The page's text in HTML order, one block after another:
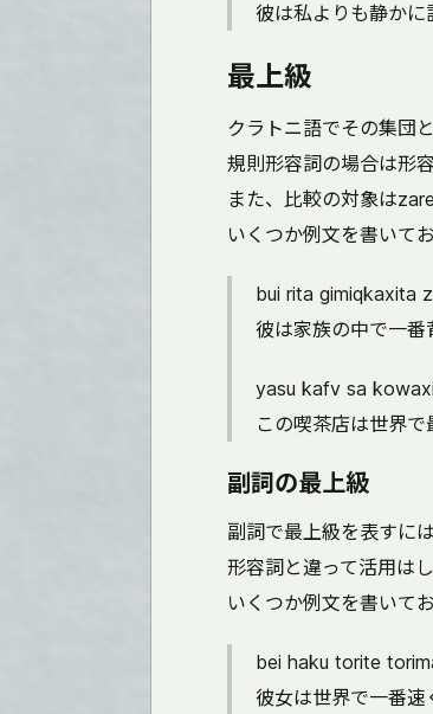
彼は私よりも静かに
最上級
クラトニ語でその集団
規則形容詞の場合は形
また、比較の対象は
いくつか例文を書いてお
bui rita gimiqkaxita
彼は家族の中で一番
yasu kafv sa
この喫茶店は世界で
副詞の最上級
副詞で最上級を表すに
形容詞と違って活用はし
いくつか例文を書いてお
bei haku torite
彼女は世界で一番速